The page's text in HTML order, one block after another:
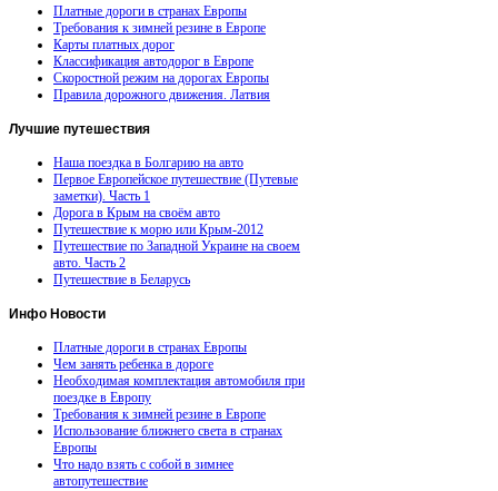
Платные дороги в странах Европы
Требования к зимней резине в Европе
Карты платных дорог
Классификация автодорог в Европе
Скоростной режим на дорогах Европы
Правила дорожного движения. Латвия
Лучшие путешествия
Наша поездка в Болгарию на авто
Первое Европейское путешествие (Путевые
заметки). Часть 1
Дорога в Крым на своём авто
Путешествие к морю или Крым-2012
Путешествие по Западной Украине на своем
авто. Часть 2
Путешествие в Беларусь
Инфо Новости
Платные дороги в странах Европы
Чем занять ребенка в дороге
Необходимая комплектация автомобиля при
поездке в Европу
Требования к зимней резине в Европе
Использование ближнего света в странах
Европы
Что надо взять с собой в зимнее
автопутешествие